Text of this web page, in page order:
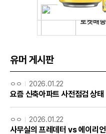
유머 게시판
ㅇㅇ 2026.01.22
요즘 신축아파트 사전점검 상태
ㅇㅇ 2026.01.22
사무실의 프레데터 vs 에이리언